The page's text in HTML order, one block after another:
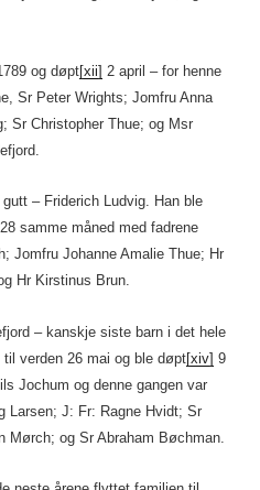
og døpt[xii] 2 april – for henne
Sr Peter Wrights; Jomfru Anna
Sr Christopher Thue; og Msr
– Friderich Ludvig. Han ble
28 samme måned med fadrene
Jomfru Johanne Amalie Thue; Hr
Hr Kirstinus Brun.
– kanskje siste barn i det hele
verden 26 mai og ble døpt[xiv] 9
Jochum og denne gangen var
Larsen; J: Fr: Ragne Hvidt; Sr
Mørch; og Sr Abraham Bøchman.